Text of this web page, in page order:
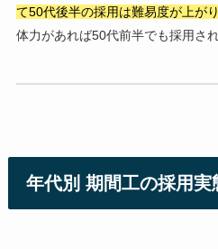
て50代後半の採用は難易度が上が
体力があれば50代前半でも採用さ
年代別 期間工の採用実